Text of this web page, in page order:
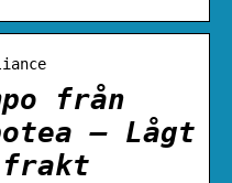
från
– Lågt